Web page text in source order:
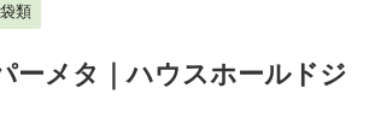
袋類
ーメタ｜ハウスホールドジ